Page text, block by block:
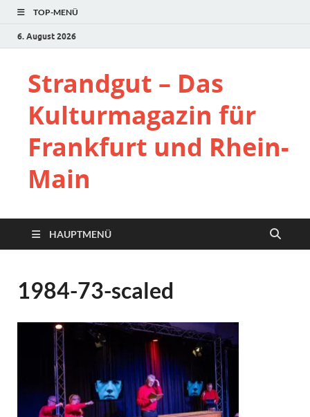
TOP-MENÜ
6. August 2026
Strandgut – Das
Kulturmagazin für
Frankfurt und Rhein-
Main
HAUPTMENÜ
1984-73-scaled